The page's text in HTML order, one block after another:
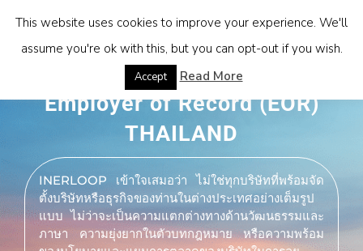
Employer of Record (EOR)
THAILAND
INERLOOP เข้าใจเสมอว่า ไม่ใช่ทุกบริษัทที่พร้อมจัด
ตั้งบริษัทหรือธุรกิจของท่านในต่างประเทศอย่างเต็มรูป
แบบ ไม่ว่าจะเป็นความแตกต่างทางด้านวัฒนธรรมและ
ภาษา ความยุ่งยากในตัวบทกฎหมาย หรือความพร้อม
This website uses cookies to improve your experience. We'll
assume you're ok with this, but you can opt-out if you wish.
Accept Read More